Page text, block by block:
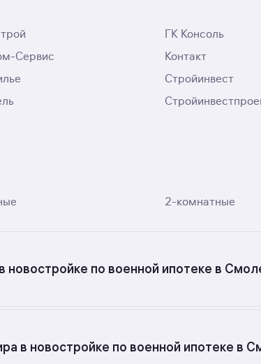
ГК Консоль
Сервис
Контакт
Стройинвест
2-комнатные
новостройке по военной ипотеке в
в новостройке по военной ипотеке в